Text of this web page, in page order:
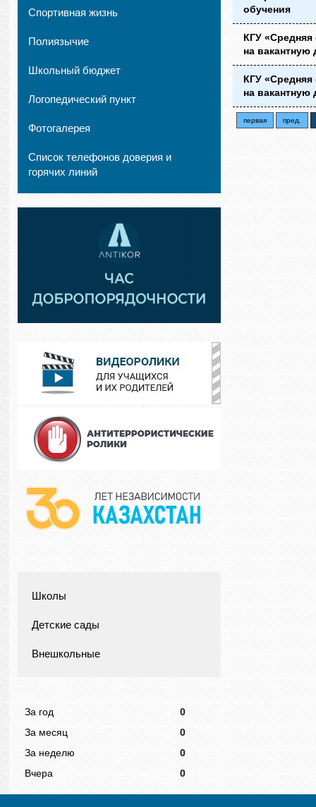
Спортивная жизнь
Полиязычие
Школьный бюджет
Логопедический пункт
Фотогалерея
Список телефонов доверия и
горячих линий
Школы
Детские сады
Внешкольные
За год
0
За месяц
0
За неделю
0
Вчера
0
обучения
КГУ
на вакантную
КГУ
на вакантную
первая пред.